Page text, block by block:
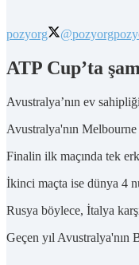
pozyorg @pozyorg
ATP Cup’ta
Avustralya’nın ev
Avustralya'nın
Finalin ilk maçında tek
İkinci maçta ise dünya 4
Rusya böylece, İtalya
Geçen yıl Avustralya'nın